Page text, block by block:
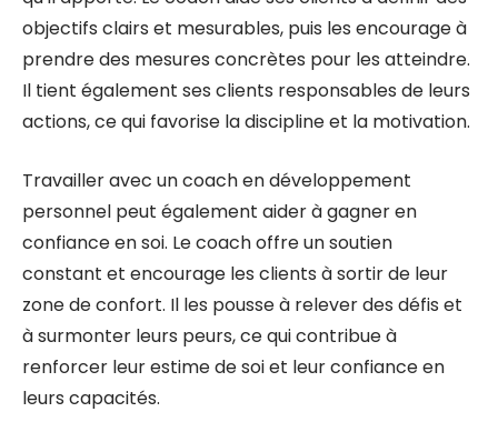
objectifs clairs et mesurables, puis les encourage à
prendre des mesures concrètes pour les atteindre.
Il tient également ses clients responsables de leurs
actions, ce qui favorise la discipline et la motivation.
Travailler avec un coach en développement
personnel peut également aider à gagner en
confiance en soi. Le coach offre un soutien
constant et encourage les clients à sortir de leur
zone de confort. Il les pousse à relever des défis et
à surmonter leurs peurs, ce qui contribue à
renforcer leur estime de soi et leur confiance en
leurs capacités.